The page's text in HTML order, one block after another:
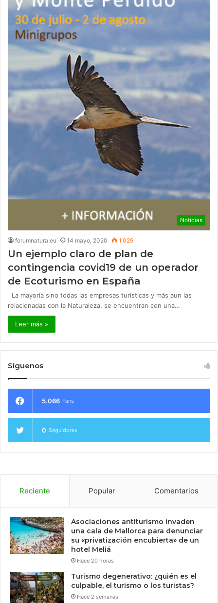
Noticias
forumnatura.eu 14 mayo, 2020 1.029
Un ejemplo claro de plan de
contingencia covid19 de un operador
de Ecoturismo en España
La mayoría sino todas las empresas turísticas y más aun las
relacionadas con la Naturaleza, se encuentran con una…
Leer más »
Síguenos
5.066 Fans
0 Seguidores
Reciente Popular Comentarios
Asociaciones antiturismo invaden
una cala de Mallorca para denunciar
su «privatización encubierta» de un
hotel Meliá
Hace 20 horas
Turismo degenerativo: ¿quién es el
culpable, el turismo o los turistas?
Hace 2 semanas